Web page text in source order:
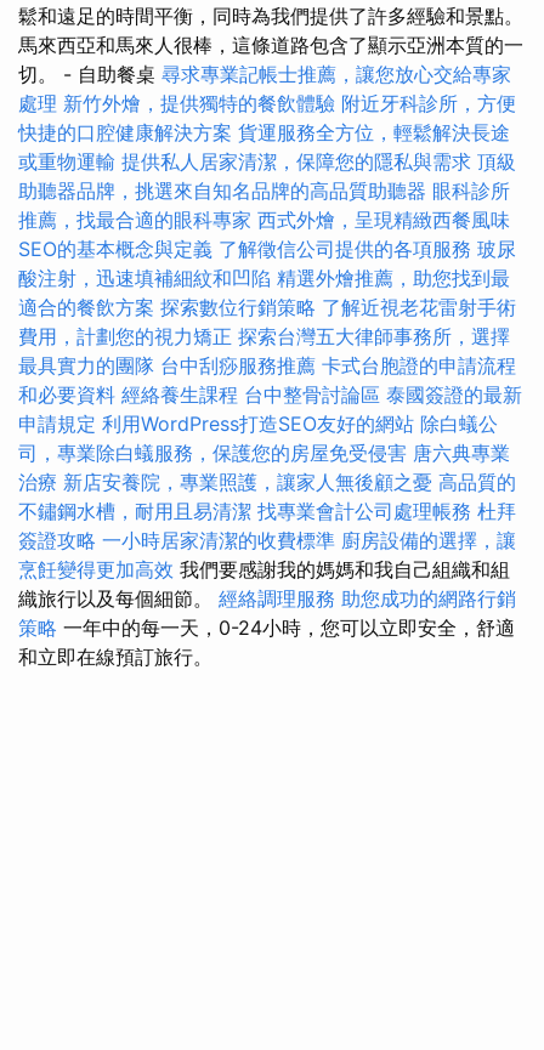
鬆和遠足的時間平衡，同時為我們提供了許多經驗和景點。
馬來西亞和馬來人很棒，這條道路包含了顯示亞洲本質的一
切。 - 自助餐桌 尋求專業記帳士推薦，讓您放心交給專家
處理 新竹外燴，提供獨特的餐飲體驗 附近牙科診所，方便
快捷的口腔健康解決方案 貨運服務全方位，輕鬆解決長途
或重物運輸 提供私人居家清潔，保障您的隱私與需求 頂級
助聽器品牌，挑選來自知名品牌的高品質助聽器 眼科診所
推薦，找最合適的眼科專家 西式外燴，呈現精緻西餐風味
SEO的基本概念與定義 了解徵信公司提供的各項服務 玻尿
酸注射，迅速填補細紋和凹陷 精選外燴推薦，助您找到最
適合的餐飲方案 探索數位行銷策略 了解近視老花雷射手術
費用，計劃您的視力矯正 探索台灣五大律師事務所，選擇
最具實力的團隊 台中刮痧服務推薦 卡式台胞證的申請流程
和必要資料 經絡養生課程 台中整骨討論區 泰國簽證的最新
申請規定 利用WordPress打造SEO友好的網站 除白蟻公
司，專業除白蟻服務，保護您的房屋免受侵害 唐六典專業
治療 新店安養院，專業照護，讓家人無後顧之憂 高品質的
不鏽鋼水槽，耐用且易清潔 找專業會計公司處理帳務 杜拜
簽證攻略 一小時居家清潔的收費標準 廚房設備的選擇，讓
烹飪變得更加高效 我們要感謝我的媽媽和我自己組織和組
織旅行以及每個細節。 經絡調理服務 助您成功的網路行銷
策略 一年中的每一天，0-24小時，您可以立即安全，舒適
和立即在線預訂旅行。